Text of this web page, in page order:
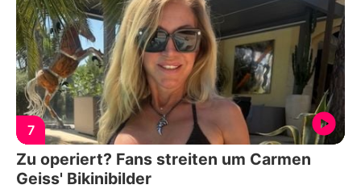
7
Zu operiert? Fans streiten um Carmen
Geiss' Bikinibilder